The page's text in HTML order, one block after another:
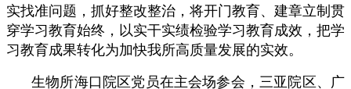
实找准问题，抓好整改整治，将开门教育、建章立制贯
穿学习教育始终，以实干实绩检验学习教育成效，把学
习教育成果转化为加快我所高质量发展的实效。
生物所海口院区党员在主会场参会，三亚院区、广